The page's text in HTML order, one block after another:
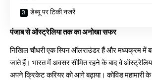
डेब्यू पर टिकी नजरें
पंजाब से ऑस्ट्रेलिया तक का अनोखा सफर
निखिल चौधरी एक स्पिन ऑलराउंडर हैं और मध्यक्रम में
जाते हैं। भारत में अवसर सीमित रहने के बाद वे
अपने क्रिकेट करियर को आगे बढ़ाया। कोविड महामारी के